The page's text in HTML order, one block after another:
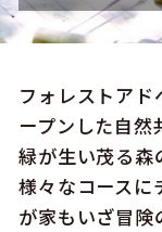
北海道はや
旅のテーマ
7つの国立公
キュンちゃ
フォレストア
ープンした自然
緑が生い茂る森
様々なコースに
が家もいざ冒険